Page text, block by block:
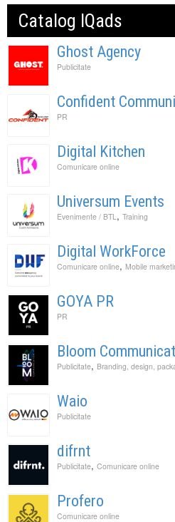
Catalog IQads
Ghost Agency
Publicitate
Confident
PR
Digital Kitchen
Comunicare online
Universum Events
Evenimente / BTL , Training
Digital WorkForce
Comunicare online, Mobile
GOYA PR
PR
Bloom
Publicitate, Branding, design,
Waio
Publicitate
difrnt
Publicitate, Comunicare online
Profero
Comunicare online